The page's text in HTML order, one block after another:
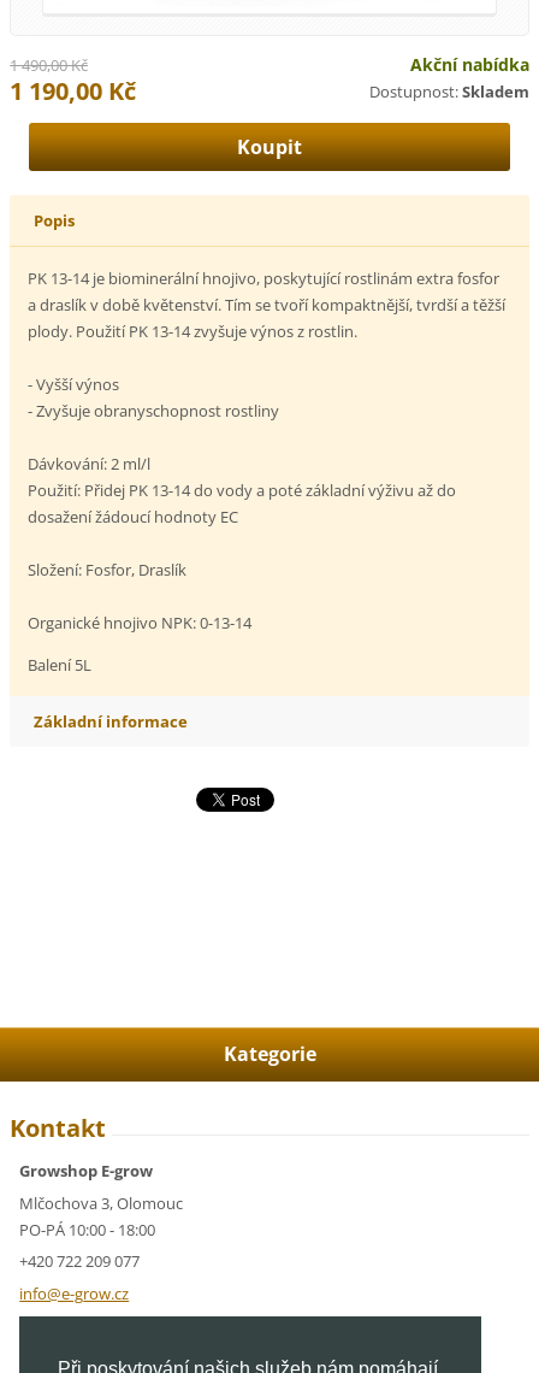
Akční nabídka
Dostupnost:Skladem
1 490,00 Kč
1 190,00 Kč
Popis
PK 13-14 je biominerální hnojivo, poskytující rostlinám extra fosfor
a draslík v době květenství. Tím se tvoří kompaktnější, tvrdší a těžší
plody. Použití PK 13-14 zvyšuje výnos z rostlin.
- Vyšší výnos
- Zvyšuje obranyschopnost rostliny
Dávkování: 2 ml/l
Použití: Přidej PK 13-14 do vody a poté základní výživu až do
dosažení žádoucí hodnoty EC
Složení: Fosfor, Draslík
Organické hnojivo NPK: 0-13-14
Balení 5L
Základní informace
Kategorie
Kontakt
Growshop E-grow
Mlčochova 3, Olomouc
PO-PÁ 10:00 - 18:00
+420 722 209 077
info@e-grow.cz
IČ: 05928591